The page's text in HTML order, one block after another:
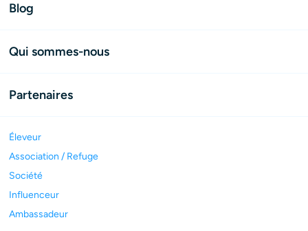
Blog
Qui sommes-nous
Partenaires
Éleveur
Association / Refuge
Société
Influenceur
Ambassadeur